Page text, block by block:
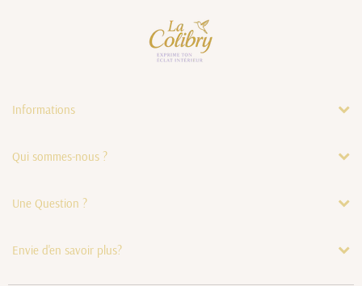
Informations
Qui sommes-nous ?
Une Question ?
Envie d'en savoir plus?